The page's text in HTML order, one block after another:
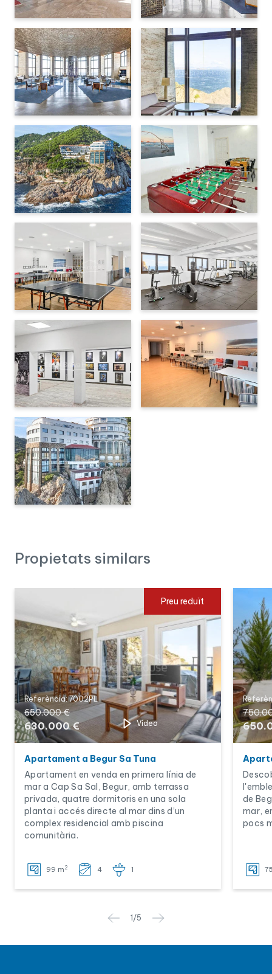
Propietats similars
Preu reduït
Referència: 7002PL
650.000 €
630.000 € Vídeo
Apartament a Begur Sa Tuna
Apartament en venda en primera línia de
mar a Cap Sa Sal, Begur, amb terrassa
privada, quatre dormitoris en una sola
planta i accés directe al mar dins d’un
complex residencial amb piscina
comunitària.
99 m 2 4 1
de
mar,
pocs
1 /5